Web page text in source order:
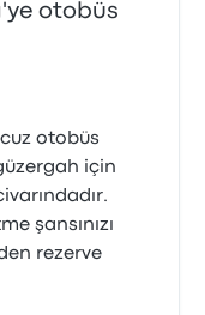
otobüs
otobüs
için
şansınızı
rezerve